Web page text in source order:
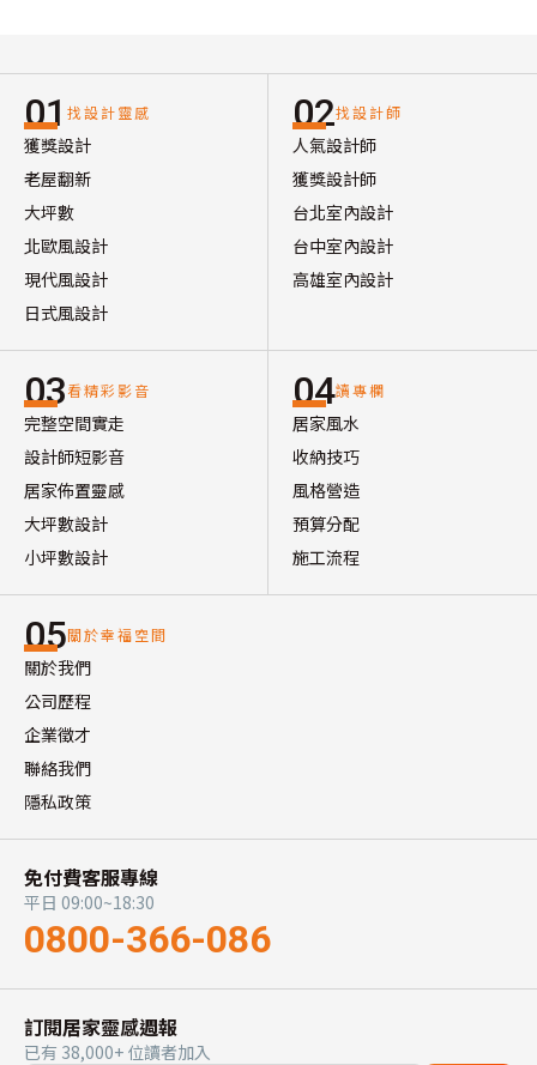
01 找設計靈感
獲獎設計
老屋翻新
大坪數
北歐風設計
現代風設計
日式風設計
02找設計師
人氣設計師
獲獎設計師
台北室內設計
台中室內設計
高雄室內設計
03看精彩影音
完整空間實走
設計師短影音
居家佈置靈感
大坪數設計
小坪數設計
04讀專欄
居家風水
收納技巧
風格營造
預算分配
施工流程
05關於幸福空間
關於我們
公司歷程
企業徵才
聯絡我們
隱私政策
免付費客服專線
平日 09:00~18:30
0800-366-086
訂閱居家靈感週報
已有 38,000+ 位讀者加入